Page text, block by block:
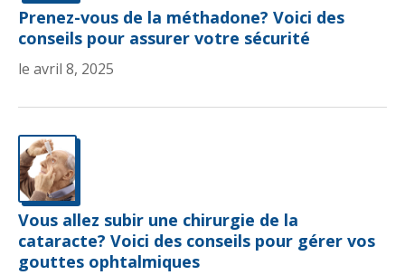
Prenez-vous de la méthadone? Voici des
conseils pour assurer votre sécurité
le avril 8, 2025
Vous allez subir une chirurgie de la
cataracte? Voici des conseils pour gérer vos
gouttes ophtalmiques